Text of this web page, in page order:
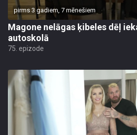
pirms 3 gadiem, 7 mēnešiem
Magone nelāgas ķibeles dēļ
autoskolā
75. epizode